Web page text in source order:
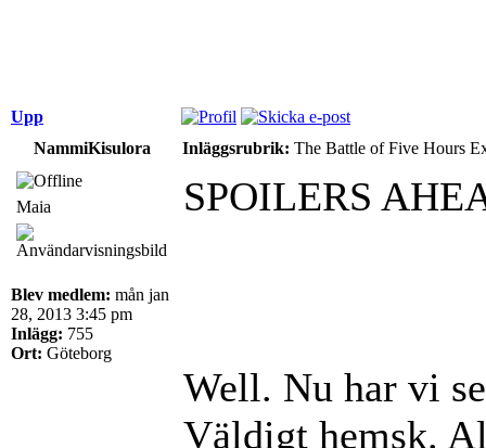
Upp
NammiKisulora
Inläggsrubrik: The Battle of Five Hours
Maia
Blev medlem: mån jan
28, 2013 3:45 pm
Inlägg: 755
Ort: Göteborg
SPOILERS
Well. Nu har vi
Väldigt hemsk.